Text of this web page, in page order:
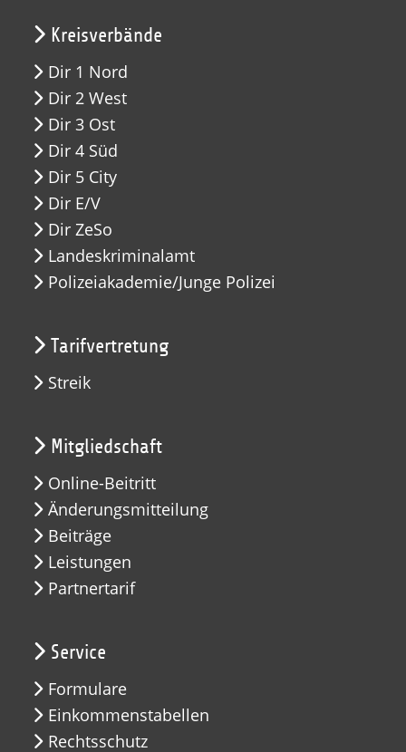
Kreisverbände
Dir 1 Nord
Dir 2 West
Dir 3 Ost
Dir 4 Süd
Dir 5 City
Dir E/V
Dir ZeSo
Landeskriminalamt
Polizeiakademie/Junge Polizei
Tarifvertretung
Streik
Mitgliedschaft
Online-Beitritt
Änderungsmitteilung
Beiträge
Leistungen
Partnertarif
Service
Formulare
Einkommenstabellen
Rechtsschutz